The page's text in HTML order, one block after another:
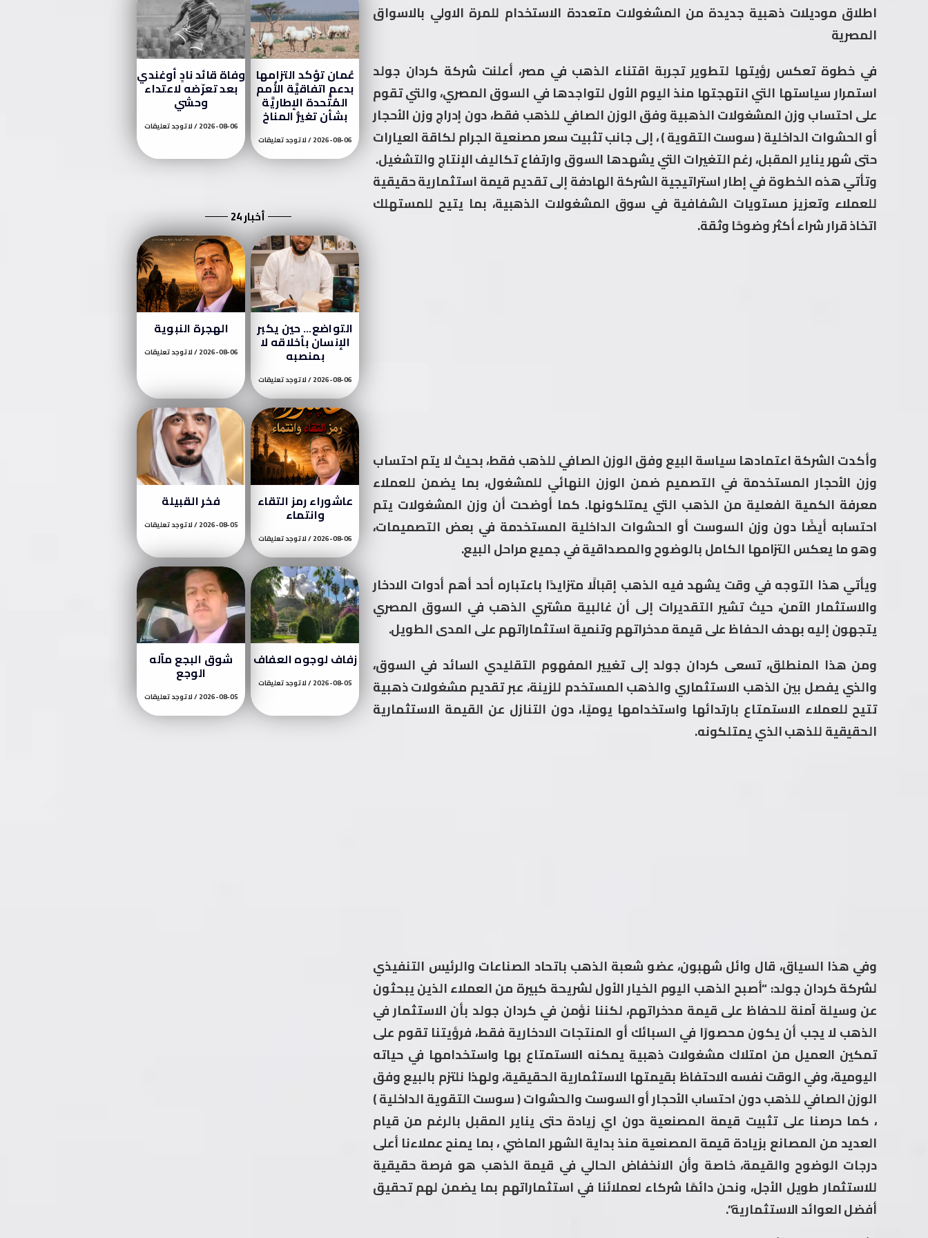
اطلاق موديلات ذهبية جديدة من المشغولات متعددة الاستخدام للمرة الاولي بالاسواق
المصرية
في خطوة تعكس رؤيتها لتطوير تجربة اقتناء الذهب في مصر، أعلنت شركة كردان جولد
استمرار سياستها التي انتهجتها منذ اليوم الأول لتواجدها في السوق المصري، والتي تقوم
على احتساب وزن المشغولات الذهبية وفق الوزن الصافي للذهب فقط، دون إدراج وزن الأحجار
أو الحشوات الداخلية ( سوست التقوية ) ، إلى جانب تثبيت سعر مصنعية الجرام لكاقة العيارات
حتى شهر يناير المقبل، رغم التغيرات التي يشهدها السوق وارتفاع تكاليف الإنتاج والتشغيل.
وتأتي هذه الخطوة في إطار استراتيجية الشركة الهادفة إلى تقديم قيمة استثمارية حقيقية
للعملاء وتعزيز مستويات الشفافية في سوق المشغولات الذهبية، بما يتيح للمستهلك
اتخاذ قرار شراء أكثر وضوحًا وثقة.
وأكدت الشركة اعتمادها سياسة البيع وفق الوزن الصافي للذهب فقط، بحيث لا يتم احتساب
وزن الأحجار المستخدمة في التصميم ضمن الوزن النهائي للمشغول، بما يضمن للعملاء
معرفة الكمية الفعلية من الذهب التي يمتلكونها. كما أوضحت أن وزن المشغولات يتم
احتسابه أيضًا دون وزن السوست أو الحشوات الداخلية المستخدمة في بعض التصميمات،
وهو ما يعكس التزامها الكامل بالوضوح والمصداقية في جميع مراحل البيع.
ويأتي هذا التوجه في وقت يشهد فيه الذهب إقبالًا متزايدًا باعتباره أحد أهم أدوات الادخار
والاستثمار الآمن، حيث تشير التقديرات إلى أن غالبية مشتري الذهب في السوق المصري
يتجهون إليه بهدف الحفاظ على قيمة مدخراتهم وتنمية استثماراتهم على المدى الطويل.
ومن هذا المنطلق، تسعى كردان جولد إلى تغيير المفهوم التقليدي السائد في السوق،
والذي يفصل بين الذهب الاستثماري والذهب المستخدم للزينة، عبر تقديم مشغولات ذهبية
تتيح للعملاء الاستمتاع بارتدائها واستخدامها يوميًا، دون التنازل عن القيمة الاستثمارية
الحقيقية للذهب الذي يمتلكونه.
وفي هذا السياق، قال وائل شهبون، عضو شعبة الذهب باتحاد الصناعات والرئيس التنفيذي
لشركة كردان جولد: “أصبح الذهب اليوم الخيار الأول لشريحة كبيرة من العملاء الذين يبحثون
عن وسيلة آمنة للحفاظ على قيمة مدخراتهم، لكننا نؤمن في كردان جولد بأن الاستثمار في
الذهب لا يجب أن يكون محصورًا في السبائك أو المنتجات الادخارية فقط، فرؤيتنا تقوم على
تمكين العميل من امتلاك مشغولات ذهبية يمكنه الاستمتاع بها واستخدامها في حياته
اليومية، وفي الوقت نفسه الاحتفاظ بقيمتها الاستثمارية الحقيقية، ولهذا نلتزم بالبيع وفق
الوزن الصافي للذهب دون احتساب الأحجار أو السوست والحشوات ( سوست التقوية الداخلية )
، كما حرصنا على تثبيت قيمة المصنعية دون اي زيادة حتى يناير المقبل بالرغم من قيام
العديد من المصانع بزيادة قيمة المصنعية منذ بداية الشهر الماضي ، بما يمنح عملاءنا أعلى
درجات الوضوح والقيمة، خاصة وأن الانخفاض الحالي في قيمة الذهب هو فرصة حقيقية
للاستثمار طويل الأجل، ونحن دائمًا شركاء لعملائنا في استثماراتهم بما يضمن لهم تحقيق
أفضل العوائد الاستثمارية”.
عُمان تؤكد التزامها
بدعم اتفاقيَّة الأُمم
المُتَّحدة الإطاريَّة
بشأن تغيُّر المناخ
2026-08-06 لا توجد تعليقات
وفاة قائد نادٍ أوغندي
بعد تعرّضه لاعتداء
وحشي
2026-08-06 لا توجد تعليقات
أخبار 24
التواضع… حين يكبر
الإنسان بأخلاقه لا
بمنصبه
2026-08-06 لا توجد تعليقات
الهجرة النبوية
2026-08-06 لا توجد تعليقات
عاشوراء رمز التقاء
وانتماء
2026-08-06 لا توجد تعليقات
فخر القبيلة
2026-08-05 لا توجد تعليقات
زفاف لوجوه العفاف
2026-08-05 لا توجد تعليقات
شوق البجع مآله
الوجع
2026-08-05 لا توجد تعليقات